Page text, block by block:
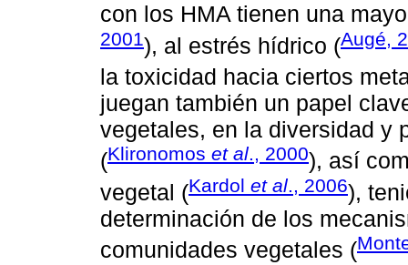
con los HMA tienen una
2001), al estrés hídrico (Augé,
la toxicidad hacia ciertos
juegan también un papel
vegetales, en la diversidad y
(Klironomos et al., 2000), así
vegetal (Kardol et al., 2006),
determinación de los
comunidades vegetales (